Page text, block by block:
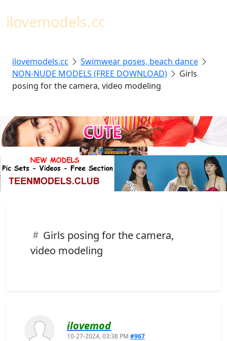
ilovemodels.cc
ilovemodels.cc
Swimwear poses, beach dance
NON-NUDE MODELS (FREE DOWNLOAD)
Girls
posing for the camera, video modeling
Girls posing for the camera,
video modeling
ilovemod
10-27-2024, 03:38 PM #967